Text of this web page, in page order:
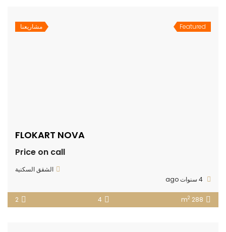
Featured مشاريعنا
FLOKART NOVA
Price on call
الشقق السكنية
288 m
2
4
2